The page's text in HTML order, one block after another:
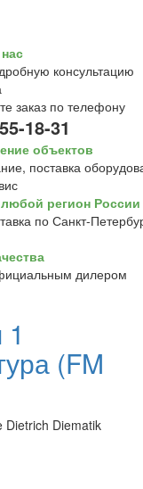
консультацию
заказ по телефону
18-31
объектов
поставка
регион России
по Санкт-
дилером
(FM
Dietrich Diematik